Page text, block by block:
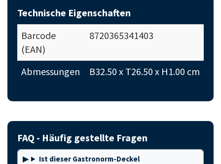
Technische Eigenschaften
Barcode
(EAN)
8720365341403
Abmessungen B32.50 x T26.50 x H1.00 cm
FAQ - Häufig gestellte Fragen
Ist dieser Gastronorm-Deckel